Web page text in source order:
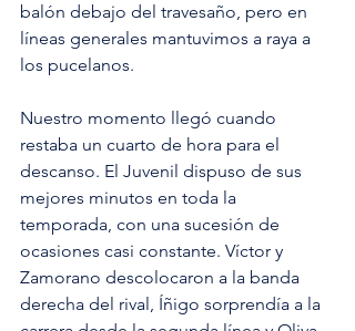
balón debajo del travesaño, pero en
líneas generales mantuvimos a raya a
los pucelanos.
Nuestro momento llegó cuando
restaba un cuarto de hora para el
descanso. El Juvenil dispuso de sus
mejores minutos en toda la
temporada, con una sucesión de
ocasiones casi constante. Víctor y
Zamorano descolocaron a la banda
derecha del rival, Íñigo sorprendía a la